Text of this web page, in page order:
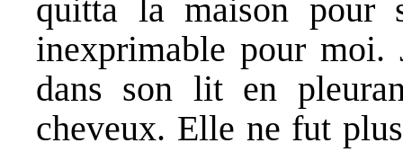
quitta la maison pour
inexprimable pour moi.
dans son lit en
cheveux. Elle ne fut